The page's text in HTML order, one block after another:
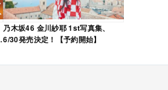
乃木坂46 金川紗耶 1st写真集、
6/30発売決定！【予約開始】